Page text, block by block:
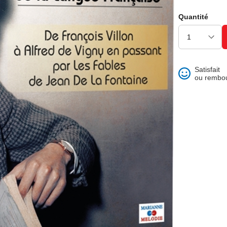
et best of
folklore
Quantité
Satisfait
ou